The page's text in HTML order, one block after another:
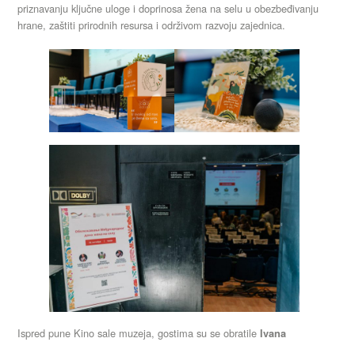
priznavanju ključne uloge i doprinosa žena na selu u obezbeđivanju
hrane, zaštiti prirodnih resursa i održivom razvoju zajednica.
Ispred pune Kino sale muzeja, gostima su se obratile Ivana